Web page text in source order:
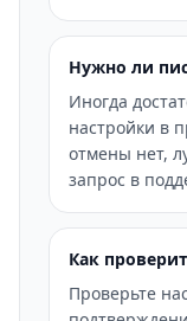
Нужно ли
Иногда
настройки в
отмены нет,
запрос в
Как
Проверьте